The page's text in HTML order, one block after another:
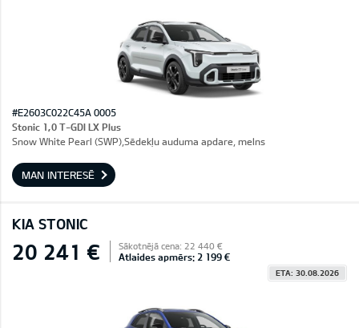
#E2603C022C45A 0005
Stonic 1,0 T-GDI LX Plus
Snow White Pearl (SWP),Sēdekļu auduma apdare, melns
MAN INTERESĒ
KIA STONIC
20 241 € Sākotnējā cena: 22 440 €
Atlaides apmērs: 2 199 €
ETA: 30.08.2026